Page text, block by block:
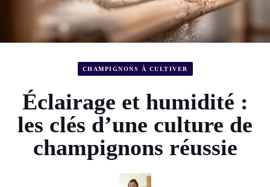
CHAMPIGNONS À CULTIVER
Éclairage et humidité :
les clés d’une culture de
champignons réussie